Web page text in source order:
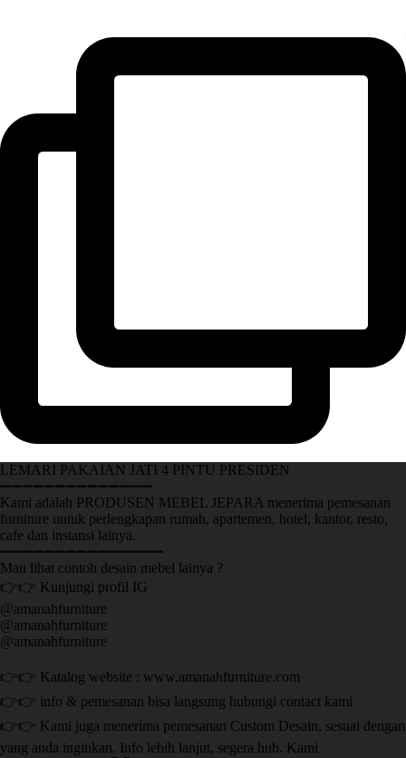
LEMARI PAKAIAN JATI 4 PINTU PRESIDEN
➖➖➖➖➖➖➖➖➖➖➖➖➖➖
Kami adalah PRODUSEN MEBEL JEPARA menerima pemesanan
furniture untuk perlengkapan rumah, apartemen, hotel, kantor, resto,
cafe dan instansi lainya.
➖➖➖➖➖➖➖➖➖➖➖➖➖➖➖
Mau lihat contoh desain mebel lainya ?
👉👉 Kunjungi profil IG
@amanahfurniture
@amanahfurniture
@amanahfurniture
👉👉 Katalog website : www.amanahfurniture.com
👉👉 info & pemesanan bisa langsung hubungi contact kami
👉👉 Kami juga menerima pemesanan Custom Desain, sesuai dengan
yang anda inginkan. Info lebih lanjut, segera hub. Kami